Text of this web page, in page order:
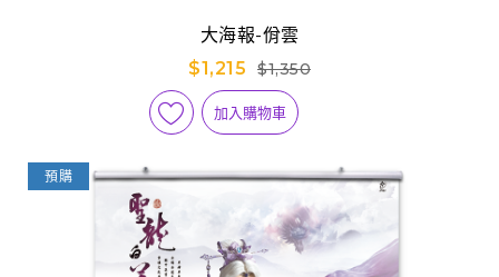
大海報-佾雲
$1,215
$1,350
加入購物車
預購